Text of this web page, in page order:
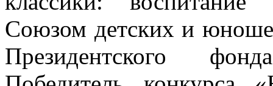
Союзом детских и
Президентского